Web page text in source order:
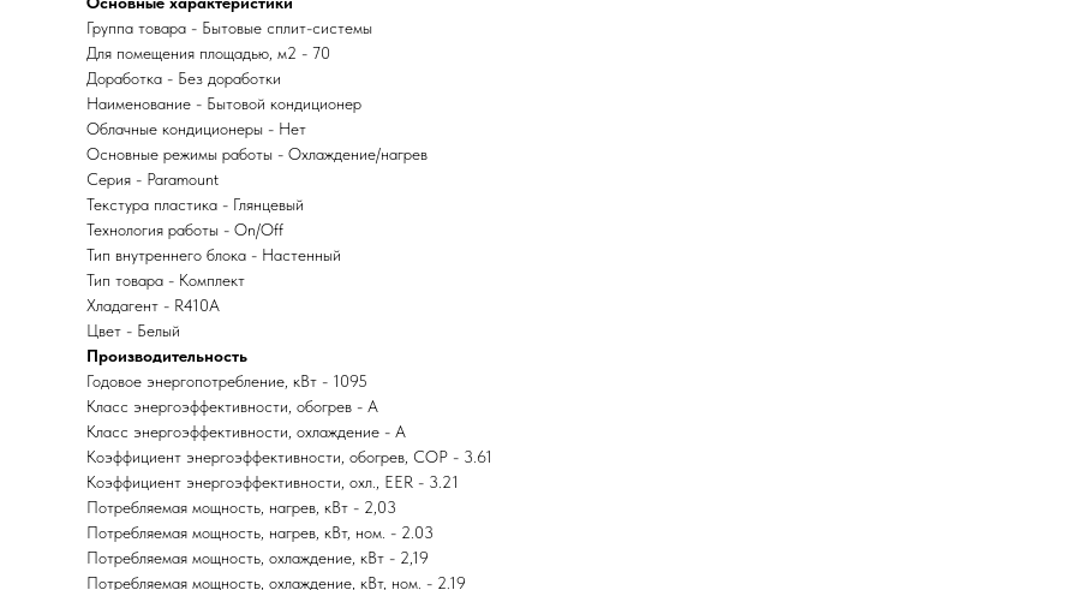
Группа товара - Бытовые сплит-системы
Для помещения площадью, м2 - 70
Доработка - Без доработки
Наименование - Бытовой кондиционер
Облачные кондиционеры - Нет
Основные режимы работы - Охлаждение/нагрев
Серия - Paramount
Текстура пластика - Глянцевый
Технология работы - On/Off
Тип внутреннего блока - Настенный
Тип товара - Комплект
Хладагент - R410A
Цвет - Белый
Производительность
Годовое энергопотребление, кВт - 1095
Класс энергоэффективности, обогрев - A
Класс энергоэффективности, охлаждение - A
Коэффициент энергоэффективности, обогрев, COP - 3.61
Коэффициент энергоэффективности, охл., EER - 3.21
Потребляемая мощность, нагрев, кВт - 2,03
Потребляемая мощность, нагрев, кВт, ном. - 2.03
Потребляемая мощность, охлаждение, кВт - 2,19
Потребляемая мощность, охлаждение, кВт, ном. - 2.19